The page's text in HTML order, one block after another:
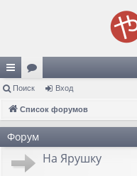
с
ы
лк
ор
ум
Поиск Вход
Список форумов
Форум
На Ярушку